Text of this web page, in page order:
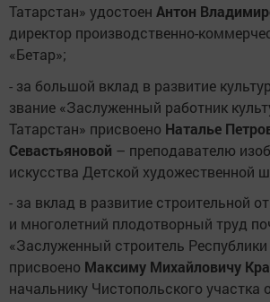
Татарстан» удостоен Антон
директор производственно-
«Бетар»;
- за большой вклад в развитие
звание «Заслуженный работник
Татарстан» присвоено Наталье
Севастьяновой – преподавателю
искусства Детской художественной
- за вклад в развитие строительной
и многолетний плодотворный труд
«Заслуженный строитель Республики
присвоено Максиму Михайловичу
начальнику Чистопольского участка